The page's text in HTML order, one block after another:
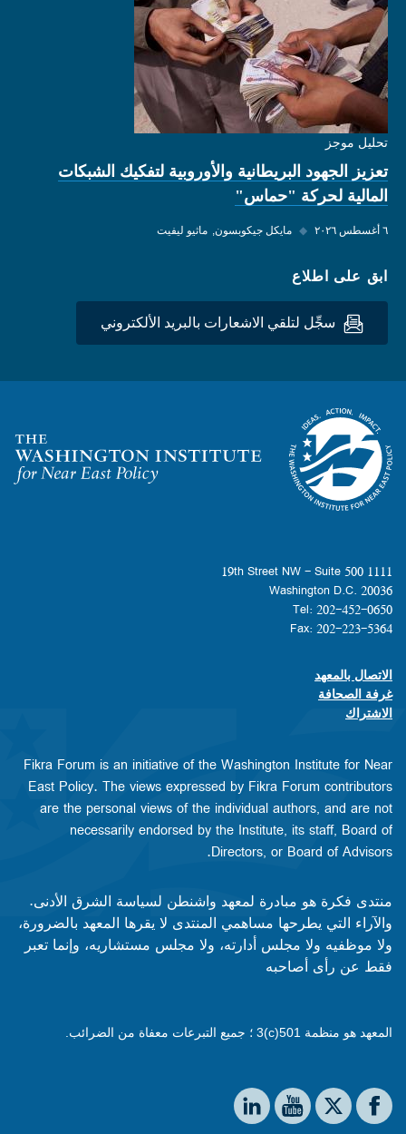
تحليل موجز
تعزيز الجهود البريطانية والأوروبية لتفكيك الشبكات
المالية لحركة "حماس"
٦ أغسطس ٢٠٢٦ ◆ مايكل جيكوبسون ماثيو ليفيت
ابق على اطلاع
سجِّل لتلقي الاشعارات بالبريد الألكتروني
Homepage
1111 19th Street NW - Suite 500
Washington D.C. 20036
Tel: 202-452-0650
Fax: 202-223-5364
Footer contact links
الاتصال بالمعهد
غرفة الصحافة
الاشتراك
Fikra Forum is an initiative of the Washington Institute for Near
East Policy. The views expressed by Fikra Forum contributors
are the personal views of the individual authors, and are not
necessarily endorsed by the Institute, its staff, Board of
Directors, or Board of Advisors.​​
منتدى فكرة هو مبادرة لمعهد واشنطن لسياسة الشرق الأدنى.
والآراء التي يطرحها مساهمي المنتدى لا يقرها المعهد بالضرورة،
ولا موظفيه ولا مجلس أدارته، ولا مجلس مستشاريه، وإنما تعبر
فقط عن رأى أصاحبه
المعهد هو منظمة 501(c)3 ؛ جميع التبرعات معفاة من الضرائب.
Social media
The Washington Institute on Facebook
The Washington Institute on X
The Washington Institute on YouTube
The Washington Institute on LinkedIn